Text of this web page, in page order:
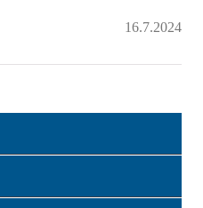
16.7.2024